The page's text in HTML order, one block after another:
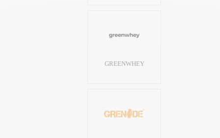
GREENWHEY